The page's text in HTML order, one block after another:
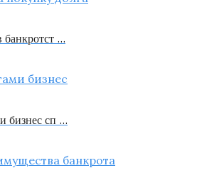
банкротст …
бизнес сп …